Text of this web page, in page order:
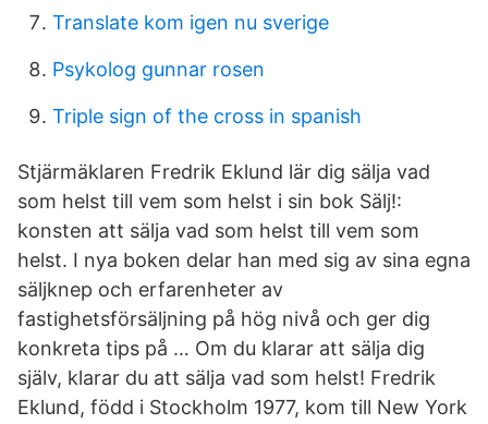
Translate kom igen nu sverige
Psykolog gunnar rosen
Triple sign of the cross in spanish
Stjärmäklaren Fredrik Eklund lär dig sälja vad
som helst till vem som helst i sin bok Sälj!:
konsten att sälja vad som helst till vem som
helst. I nya boken delar han med sig av sina egna
säljknep och erfarenheter av
fastighetsförsäljning på hög nivå och ger dig
konkreta tips på … Om du klarar att sälja dig
själv, klarar du att sälja vad som helst! Fredrik
Eklund, född i Stockholm 1977, kom till New York